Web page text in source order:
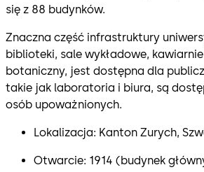
się z 88 budynków.
Znaczna część infrastruktury
biblioteki, sale wykładowe,
botaniczny, jest dostępna dla
takie jak laboratoria i biura, są
osób upoważnionych.
Lokalizacja: Kanton Zurych,
Otwarcie: 1914 (budynek